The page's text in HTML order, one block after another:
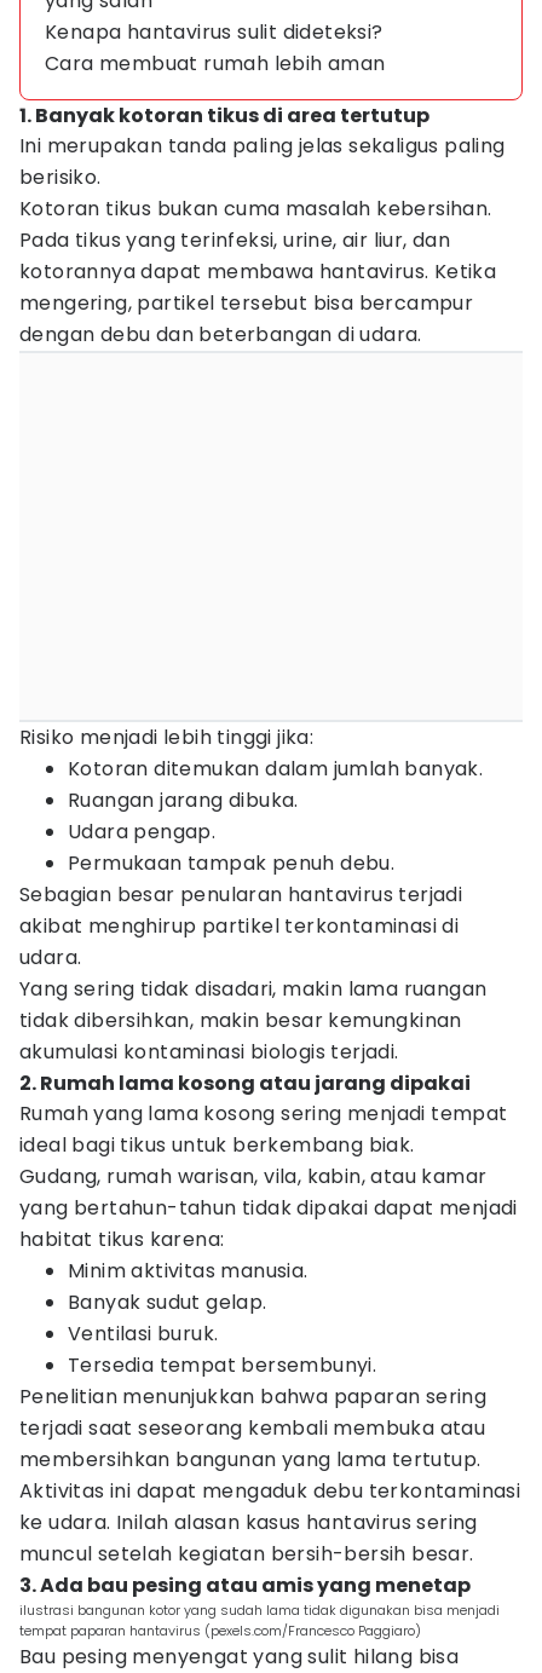
Kenapa hantavirus sulit dideteksi?
Cara membuat rumah lebih aman
1. Banyak kotoran tikus di area tertutup
Ini merupakan tanda paling jelas sekaligus paling
berisiko.
Kotoran tikus bukan cuma masalah kebersihan.
Pada tikus yang terinfeksi, urine, air liur, dan
kotorannya dapat membawa hantavirus. Ketika
mengering, partikel tersebut bisa bercampur
dengan debu dan beterbangan di udara.
Risiko menjadi lebih tinggi jika:
Kotoran ditemukan dalam jumlah banyak.
Ruangan jarang dibuka.
Udara pengap.
Permukaan tampak penuh debu.
Sebagian besar penularan hantavirus terjadi
akibat menghirup partikel terkontaminasi di
udara.
Yang sering tidak disadari, makin lama ruangan
tidak dibersihkan, makin besar kemungkinan
akumulasi kontaminasi biologis terjadi.
2. Rumah lama kosong atau jarang dipakai
Rumah yang lama kosong sering menjadi tempat
ideal bagi tikus untuk berkembang biak.
Gudang, rumah warisan, vila, kabin, atau kamar
yang bertahun-tahun tidak dipakai dapat menjadi
habitat tikus karena:
Minim aktivitas manusia.
Banyak sudut gelap.
Ventilasi buruk.
Tersedia tempat bersembunyi.
Penelitian menunjukkan bahwa paparan sering
terjadi saat seseorang kembali membuka atau
membersihkan bangunan yang lama tertutup.
Aktivitas ini dapat mengaduk debu terkontaminasi
ke udara. Inilah alasan kasus hantavirus sering
muncul setelah kegiatan bersih-bersih besar.
3. Ada bau pesing atau amis yang menetap
ilustrasi bangunan kotor yang sudah lama tidak digunakan bisa menjadi
tempat paparan hantavirus (pexels.com/Francesco Paggiaro)
Bau pesing menyengat yang sulit hilang bisa